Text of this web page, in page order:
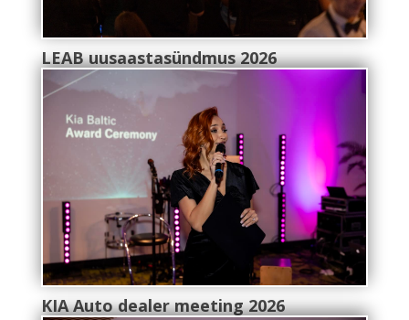
LEAB uusaastasündmus 2026
KIA Auto dealer meeting 2026